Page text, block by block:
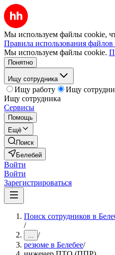
Мы используем файлы cookie,
Правила использования файлов
Мы используем файлы cookie.
Понятно
Ищу сотрудника
Ищу работу
Ищу
Ищу сотрудника
Сервисы
Помощь
Ещё
Поиск
Белебей
Войти
Войти
Зарегистрироваться
Поиск сотрудников в
/
... /
резюме в Белебее/